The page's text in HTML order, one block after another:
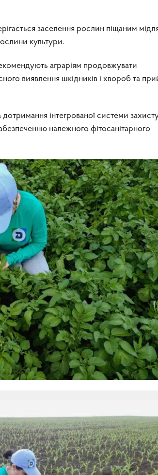
заселення рослин піщаним
культури.
аграріям продовжувати
виявлення шкідників і хвороб та
інтегрованої системи
належного фітосанітарного